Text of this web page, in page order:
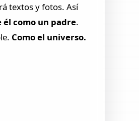
textos y fotos. Así
como un padre.
Como el universo.